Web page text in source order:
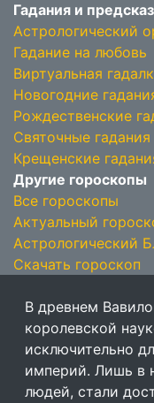
Гадания и
Астрологический
Гадание на любовь
Виртуальная
Новогодние
Рождественские
Святочные гадания
Крещенские
Другие гороскопы
Все гороскопы
Актуальный
Астрологический
Скачать гороскоп
В древнем
королевской
исключительно
империй. Лишь в
людей, стали